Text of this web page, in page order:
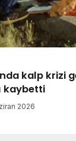
kalp krizi
kaybetti
2026